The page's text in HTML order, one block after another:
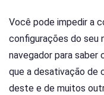
Você pode impedir a
configurações do seu
navegador para
que a desativação de
deste e de muitos